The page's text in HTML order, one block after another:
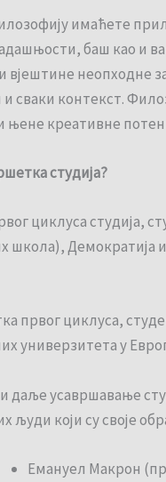
имаћете
баш као и
вјештине неопходне
сваки контекст.
њене креативне
студија?
циклуса студија,
школа), Демократија
првог циклуса,
универзитета у
даље усавршавање
људи који су своје
Емануел Макрон